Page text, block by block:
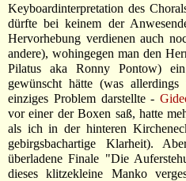
Keyboardinterpretation des
dürfte bei keinem der
Hervorhebung verdienen auch
andere), wohingegen man den
Pilatus aka Ronny Pontow)
gewünscht hätte (was
einziges Problem darstellte -
vor einer der Boxen saß, hatte
als ich in der hinteren
gebirgsbachartige Klarheit).
überladene Finale "Die
dieses klitzekleine Manko